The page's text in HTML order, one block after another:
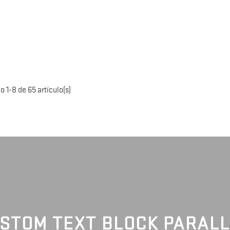
1-8 de 65 artículo(s)
TEXT BLOCK